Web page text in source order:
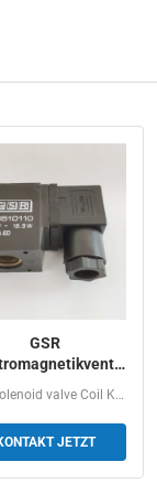
GSR
GSR Solenoid valve Coil K0150310 DC24V 11W Ordering...
JETZT